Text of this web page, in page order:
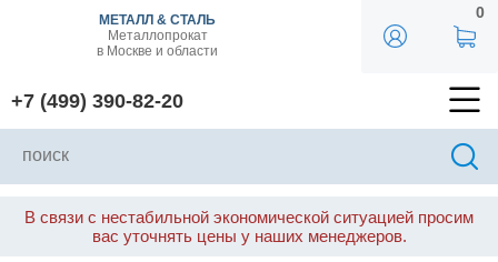
МЕТАЛЛ & СТАЛЬ
Металлопрокат
в Москве и области
+7 (499) 390-82-20
0
В связи с нестабильной экономической ситуацией просим
вас уточнять цены у наших менеджеров.